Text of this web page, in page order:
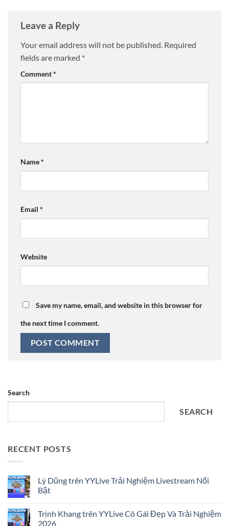
Leave a Reply
Your email address will not be published. Required
fields are marked *
Comment*
Name*
Email *
Website
Save my name, email, and website in this browser for
the next time I comment.
Search
SEARCH
RECENT POSTS
Lý Dũng trên YYLive Trải Nghiệm Livestream Nổi
Bật
on
Lý
Trịnh Khang trên YYLive Cô Gái Đẹp Và Trải Nghiệm
2026